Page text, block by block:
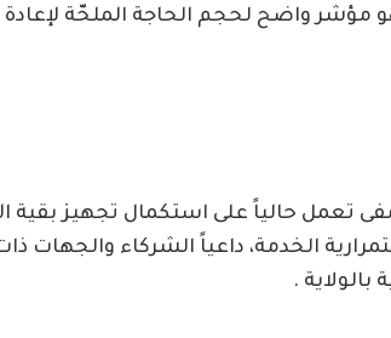
مؤشر واضح لحجم الحاجة الملحّة
تعمل حالياً على استكمال تجهيز بقية
الخدمة، داعياً الشركاء والجهات
.